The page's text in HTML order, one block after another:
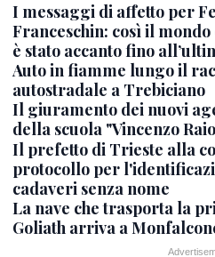
I messaggi di affetto per
Franceschin: così il
è stato accanto fino
Auto in fiamme lungo il
autostradale a Trebiciano
Il giuramento dei nuovi
della scuola "Vincenzo
Il prefetto di Trieste alla
protocollo per
cadaveri senza nome
La nave che trasporta la
Goliath arriva a